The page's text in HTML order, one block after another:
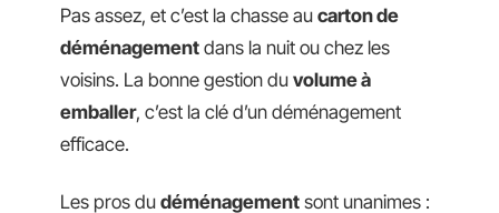
Pas assez, et c’est la chasse au carton de
déménagement dans la nuit ou chez les
voisins. La bonne gestion du volume à
emballer, c’est la clé d’un déménagement
efficace.
Les pros du déménagement sont unanimes :